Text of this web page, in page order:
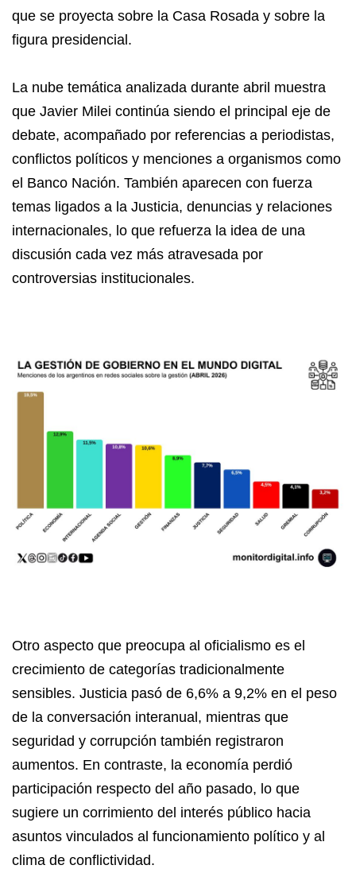
que se proyecta sobre la Casa Rosada y sobre la
figura presidencial.
La nube temática analizada durante abril muestra
que Javier Milei continúa siendo el principal eje de
debate, acompañado por referencias a periodistas,
conflictos políticos y menciones a organismos como
el Banco Nación. También aparecen con fuerza
temas ligados a la Justicia, denuncias y relaciones
internacionales, lo que refuerza la idea de una
discusión cada vez más atravesada por
controversias institucionales.
Otro aspecto que preocupa al oficialismo es el
crecimiento de categorías tradicionalmente
sensibles. Justicia pasó de 6,6% a 9,2% en el peso
de la conversación interanual, mientras que
seguridad y corrupción también registraron
aumentos. En contraste, la economía perdió
participación respecto del año pasado, lo que
sugiere un corrimiento del interés público hacia
asuntos vinculados al funcionamiento político y al
clima de conflictividad.